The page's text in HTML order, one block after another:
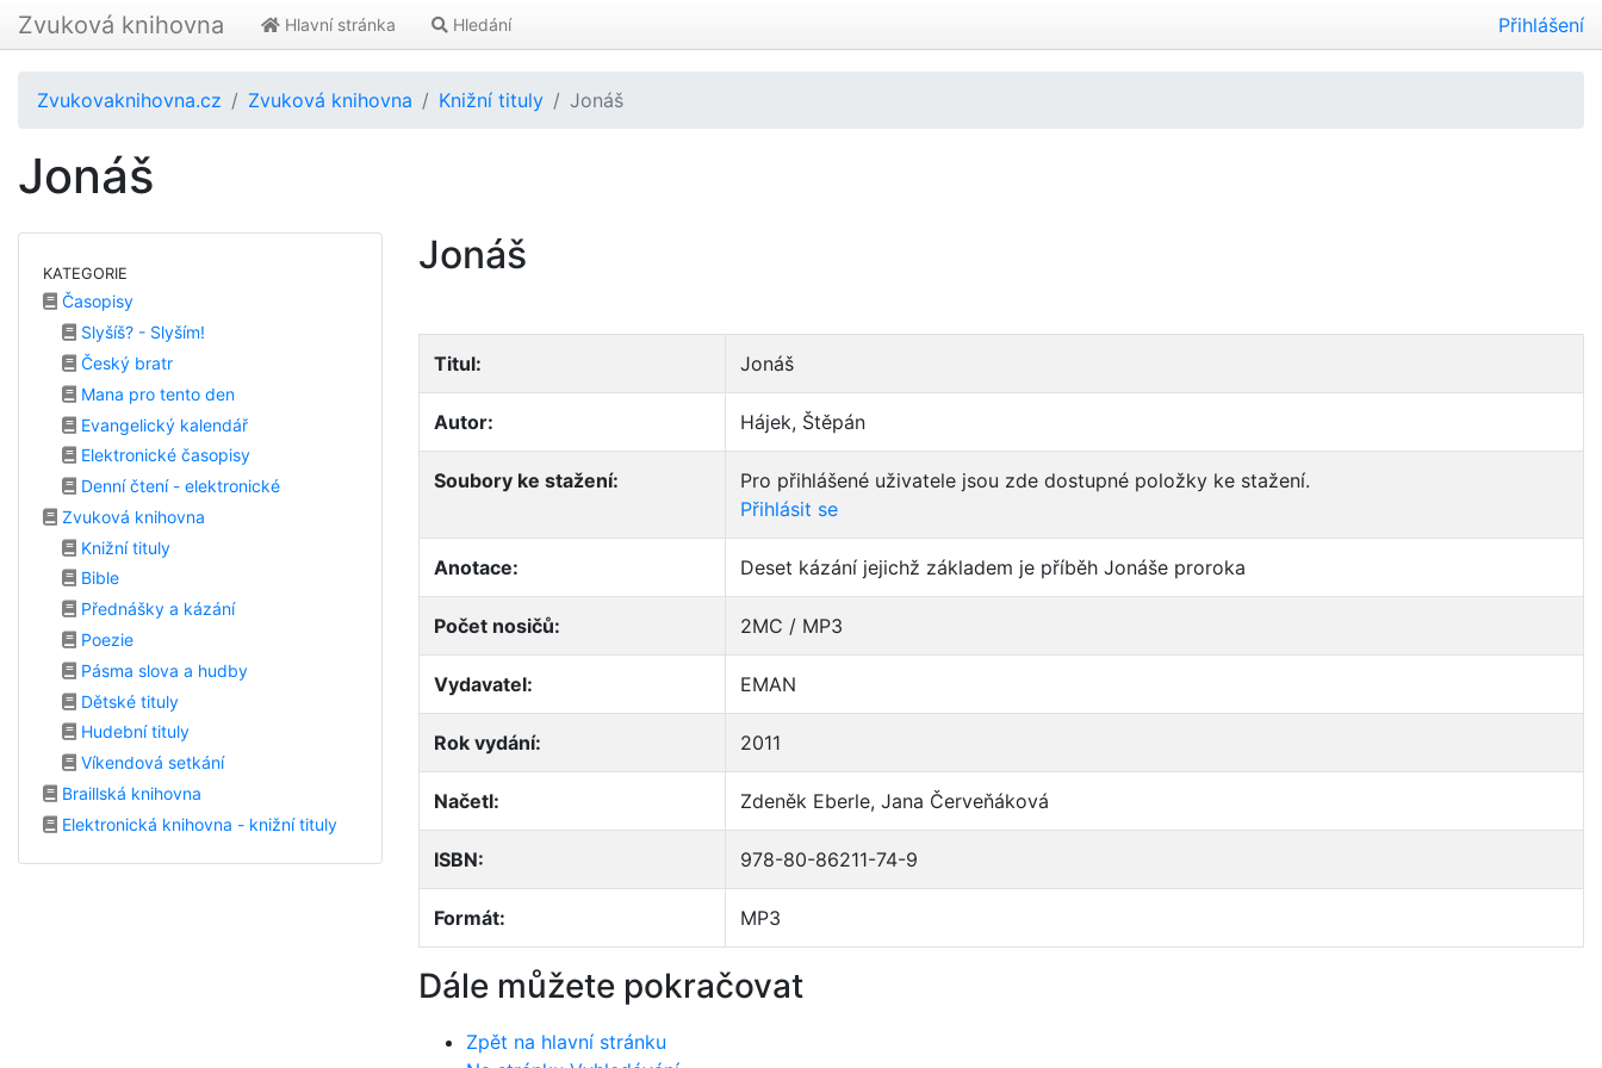
Zvuková knihovna Hlavní stránka Hledání Přihlášení
Zvukovaknihovna.cz Zvuková knihovna Knižní tituly Jonáš
Jonáš
KATEGORIE
Časopisy
Slyšíš? - Slyším!
Český bratr
Mana pro tento den
Evangelický kalendář
Elektronické časopisy
Denní čtení - elektronické
Zvuková knihovna
Knižní tituly
Bible
Přednášky a kázání
Poezie
Pásma slova a hudby
Dětské tituly
Hudební tituly
Víkendová setkání
Braillská knihovna
Elektronická knihovna - knižní tituly
Jonáš
Titul: Jonáš
Autor: Hájek, Štěpán
Soubory ke stažení:
Pro přihlášené uživatele jsou zde dostupné položky ke stažení.
Přihlásit se
Anotace: Deset kázání jejichž základem je příběh Jonáše proroka
Počet nosičů: 2MC / MP3
Vydavatel: EMAN
Rok vydání: 2011
Načetl: Zdeněk Eberle, Jana Červeňáková
ISBN: 978-80-86211-74-9
Formát: MP3
Dále můžete pokračovat
Zpět na hlavní stránku